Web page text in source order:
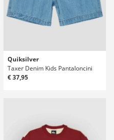
Quiksilver
Taxer Denim Kids Pantaloncini
€ 37,95